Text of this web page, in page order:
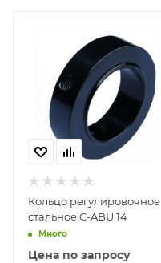
Кольцо регулировочное
стальное C-ABU 14
Много
Цена по запросу